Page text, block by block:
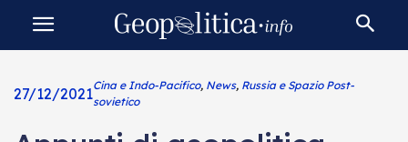
27/12/2021Cina e Indo-Pacifico, News, Russia e Spazio Post-
sovietico